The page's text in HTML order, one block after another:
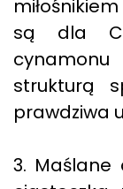
są dla
strukturą
prawdziwa
3.